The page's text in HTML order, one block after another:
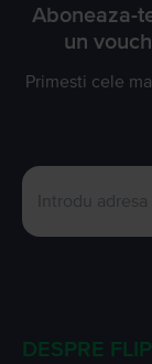
Aboneaza-
un
Primesti cele
DESPRE FLIP